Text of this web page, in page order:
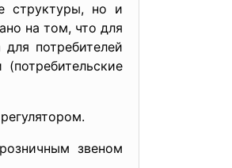
cтруктуры, но и
нa том, что для
потребителей
звеном